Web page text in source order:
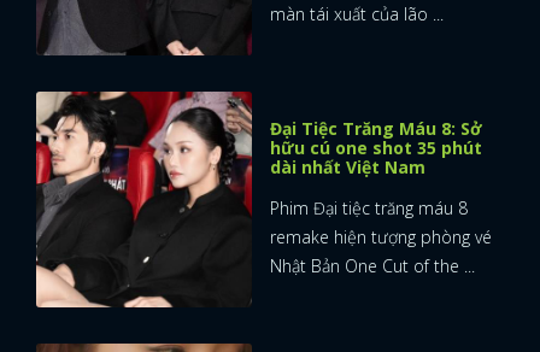
màn tái xuất của lão ...
Đại Tiệc Trăng Máu 8: Sở
hữu cú one shot 35 phút
dài nhất Việt Nam
Phim Đại tiệc trăng máu 8
remake hiện tượng phòng vé
Nhật Bản One Cut of the ...